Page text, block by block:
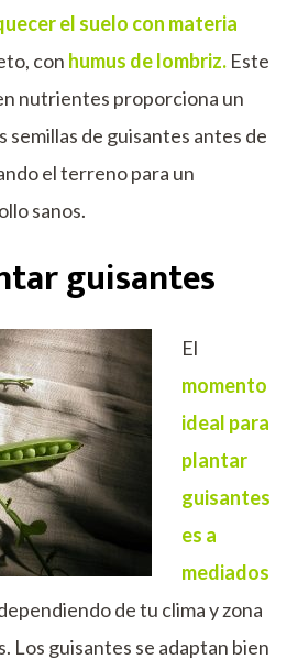
el suelo con materia
con humus de lombriz. Este
nutrientes proporciona un
semillas de guisantes antes de
el terreno para un
sanos.
guisantes
El
momento
ideal para
plantar
guisantes
es a
mediados
de tu clima y zona
Los guisantes se adaptan bien